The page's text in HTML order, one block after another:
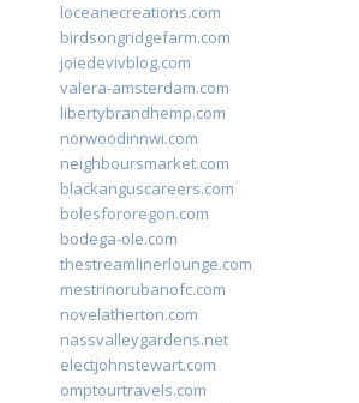
loceanecreations.com
birdsongridgefarm.com
joiedevivblog.com
valera-amsterdam.com
libertybrandhemp.com
norwoodinnwi.com
neighboursmarket.com
blackanguscareers.com
bolesfororegon.com
bodega-ole.com
thestreamlinerlounge.com
mestrinorubanofc.com
novelatherton.com
nassvalleygardens.net
electjohnstewart.com
omptourtravels.com